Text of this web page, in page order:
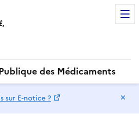
des Médicaments
sur E-notice ?